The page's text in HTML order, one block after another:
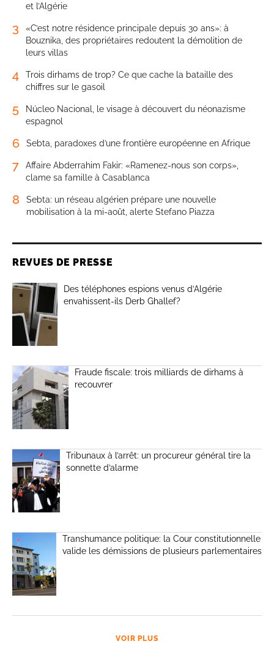
et l’Algérie
3
«C’est notre résidence principale depuis 30 ans»: à
Bouznika, des propriétaires redoutent la démolition de
leurs villas
4
Trois dirhams de trop? Ce que cache la bataille des
chiffres sur le gasoil
5
Núcleo Nacional, le visage à découvert du néonazisme
espagnol
6 Sebta, paradoxes d’une frontière européenne en Afrique
7
Affaire Abderrahim Fakir: «Ramenez-nous son corps»,
clame sa famille à Casablanca
8
Sebta: un réseau algérien prépare une nouvelle
mobilisation à la mi-août, alerte Stefano Piazza
REVUES DE PRESSE
Des téléphones espions venus d’Algérie
envahissent-ils Derb Ghallef?
Fraude fiscale: trois milliards de dirhams à
recouvrer
Tribunaux à l’arrêt: un procureur général tire la
sonnette d’alarme
Transhumance politique: la Cour constitutionnelle
valide les démissions de plusieurs parlementaires
VOIR PLUS